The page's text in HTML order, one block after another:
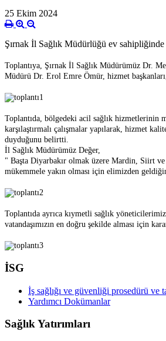
25 Ekim 2024
Şırnak İl Sağlık Müdürlüğü ev
Toplantıya, Şırnak İl Sağlık Müdürümüz Dr.
Müdürü Dr. Erol Emre Ömür, hizmet
Toplantıda, bölgedeki acil sağlık hizmetlerinin
karşılaştırmalı çalışmalar yapılarak, hizmet
duyduğunu belirtti.
İl Sağlık Müdürümüz Değer,
" Başta Diyarbakır olmak üzere Mardin, Siirt
mükemmele yakın olması için elimizden
Toplantıda ayrıca kıymetli sağlık
vatandaşımızın en doğru şekilde alması için
İSG
İş sağlığı ve güvenliği prosedürü ve
Yardımcı Dokümanlar
Sağlık Yatırımları